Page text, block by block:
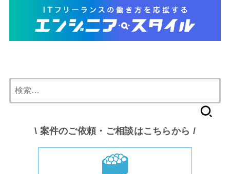
索:
\ 案件のご依頼・ご相談はこちらから /